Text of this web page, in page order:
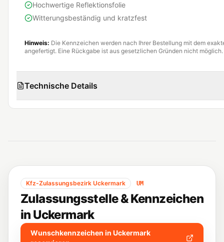
Hochwertige Reflektionsfolie
Witterungsbeständig und kratzfest
Hinweis: Die Kennzeichen werden nach Ihrer Bestellung mit dem
angefertigt. Eine Rückgabe ist aus gesetzlichen Gründen nicht möglich.
Technische Details
Kfz-Zulassungsbezirk Uckermark UM
Zulassungsstelle & Kennzeichen
in Uckermark
Wunschkennzeichen in Uckermark